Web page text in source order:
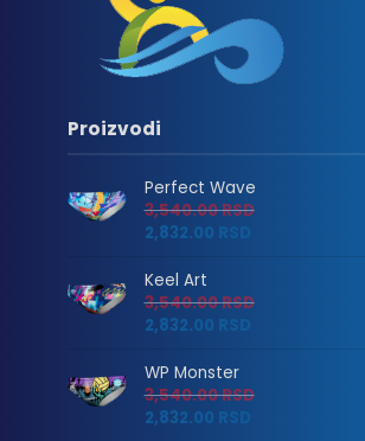
Proizvodi
Perfect Wave
3,540.00RSD
2,832.00 RSD
Keel Art
3,540.00RSD
2,832.00 RSD
WP Monster
3,540.00RSD
2,832.00 RSD